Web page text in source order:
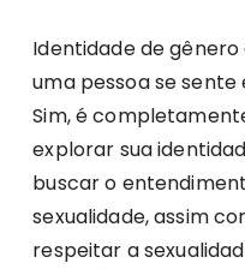
Identidade de
uma pessoa se
Sim, é
explorar sua
buscar o
sexualidade, assim
respeitar a